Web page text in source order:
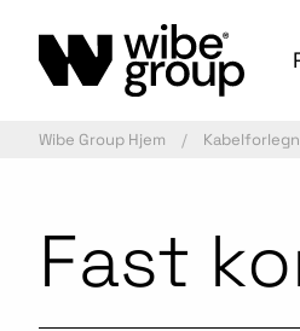
Wibe Group Hjem
Fast